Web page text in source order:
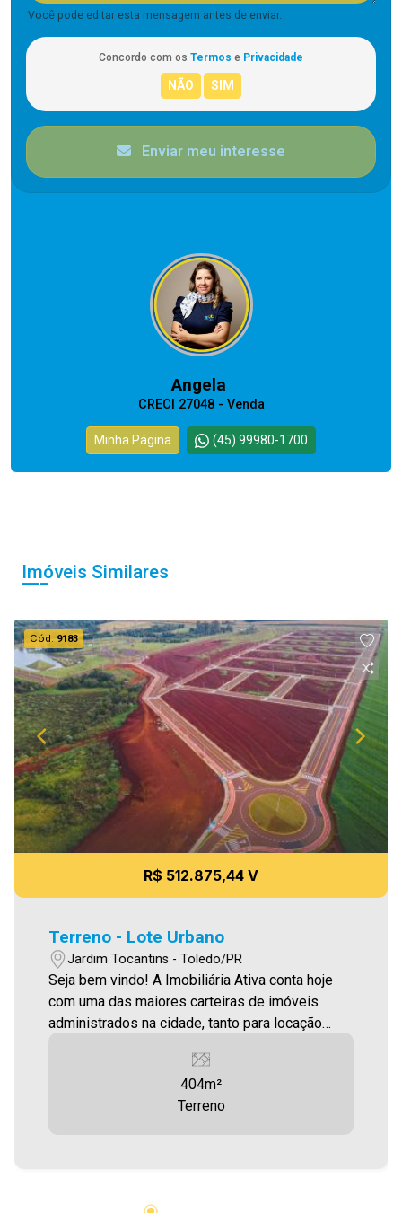
Você pode editar esta mensagem antes de enviar.
Concordo com os Termos e Privacidade
Enviar meu interesse
Angela
CRECI 27048 - Venda
Minha Página (45) 99980-1700
Imóveis Similares
Cód. 9183
R$ 512.875,44 V
Terreno - Lote Urbano
Jardim Tocantins - Toledo/PR
Seja bem vindo! A Imobiliária Ativa conta hoje
com uma das maiores carteiras de imóveis
administrados na cidade, tanto para locação
Imobiliária Ativa, sinta-se em casa!
404m²
Terreno